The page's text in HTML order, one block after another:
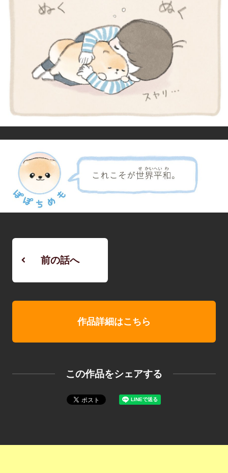
前の話へ
作品詳細はこちら
この作品をシェアする